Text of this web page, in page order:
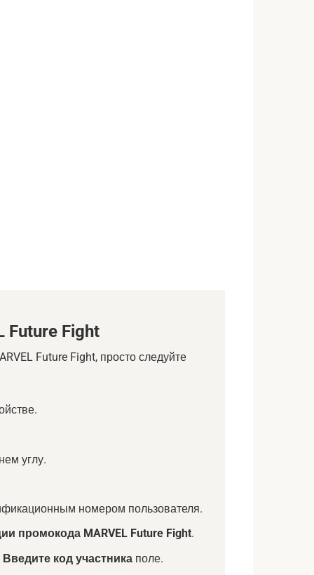
Future Fight
Future Fight, просто следуйте
углу.
номером пользователя.
промокода MARVEL Future Fight.
Введите код участника поле.